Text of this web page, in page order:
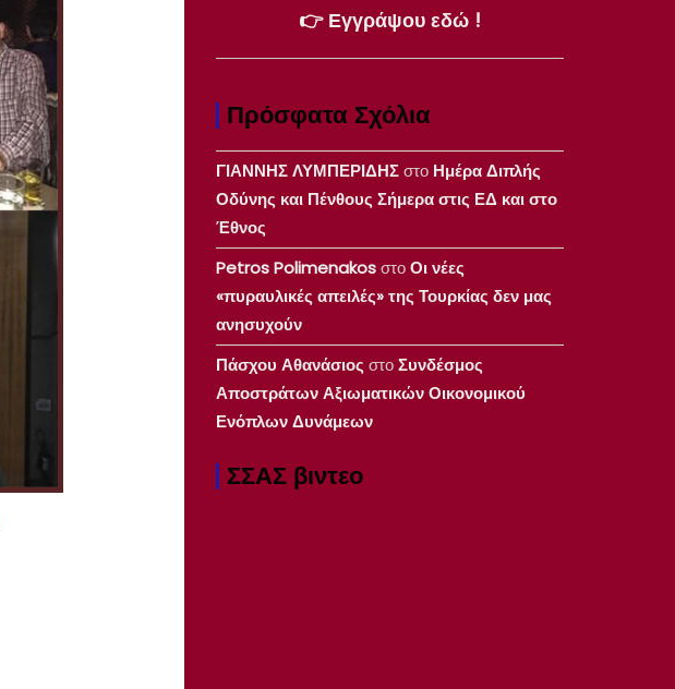
👉 Εγγράψου εδώ !
Πρόσφατα Σχόλια
ΓΙΑΝΝΗΣ ΛΥΜΠΕΡΙΔΗΣστο Ημέρα Διπλής
Οδύνης και Πένθους Σήμερα στις ΕΔ και στο
Έθνος
Petros PolimenakosστοΟι νέες
«πυραυλικές απειλές» της Τουρκίας δεν μας
ανησυχούν
Πάσχου Αθανάσιος στοΣυνδέσμος
Αποστράτων Αξιωματικών Οικονομικού
Ενόπλων Δυνάμεων
ΣΣΑΣ βιντεο